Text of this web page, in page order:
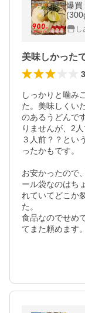
爆買
利用
美味しかった
3
しっかりと噛み
た。美味しくい
のあるうどんで
りませんが、2
３人前？？とい
ったかもです。
お安かったので
ール袋なのはち
れていてどこか
た。
食品なのでせめ
てまた頼めます。